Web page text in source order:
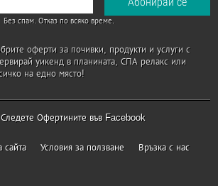
Без спам. Отказ по всяко време.
оферти за почивки, продукти и услуги с
уикенд в планината, СПА релакс или
на едно място!
Следете Офертините във Facebook
сайта Условия за ползване Връзка с нас